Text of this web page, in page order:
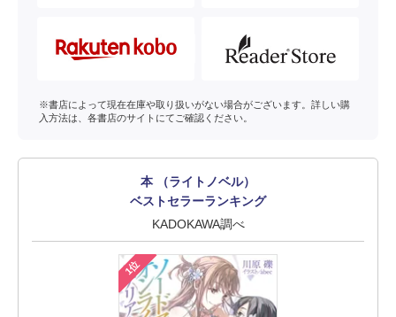
※書店によって現在在庫や取り扱いがない場合がございます。詳しい購
入方法は、各書店のサイトにてご確認ください。
本 （ライトノベル）
ベストセラーランキング
KADOKAWA調べ
1位